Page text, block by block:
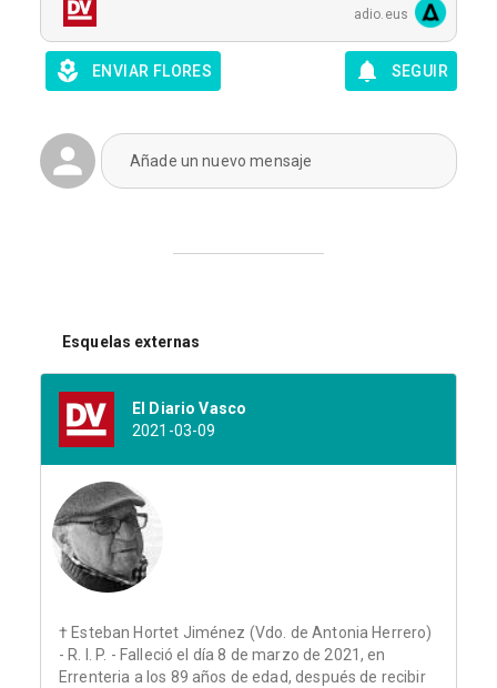
adio.eus
ENVIAR FLORES SEGUIR
Añade un nuevo mensaje
Esquelas externas
El Diario Vasco
2021-03-09
† Esteban Hortet Jiménez (Vdo. de Antonia Herrero)
- R. I. P. - Falleció el día 8 de marzo de 2021, en
Errenteria a los 89 años de edad, después de recibir